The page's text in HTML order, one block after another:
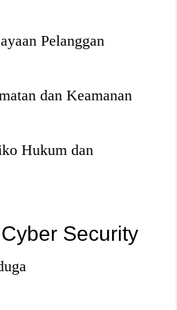
Pelanggan
dan Keamanan
Hukum dan
Security